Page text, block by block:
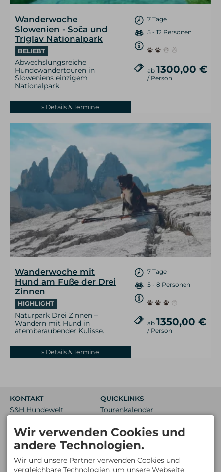
Wanderwoche
Slowenien - Soča und
Triglav Nationalpark
BELIEBT
Abwechslungsreiche
Hundewandertouren in
Sloweniens einzigem
Nationalpark.
» Details & Termine
7 Tage
5 - 12 Personen
ab 1300,00 €
/ Person
Wanderwoche mit
Hund am Fuße der Drei
Zinnen
HIGHLIGHT
Naturpark Drei Zinnen –
Wandern mit Hund in
atemberaubender Kulisse.
» Details & Termine
7 Tage
5 - 8 Personen
ab 1350,00 €
/ Person
KONTAKT
S&H Hundewelt
Wandertouren GmbH
Bödmerstraße 25a
6993 Mittelberg
ÖSTERREICH
Mobil: +43 6763 341135
info@hundewandertouren.at
QUICKLINKS
Tourenkalender
Restplätze
Newsletter
BÜROZEITEN
Wir verwenden Cookies und
andere Technologien.
Wir und unsere Partner verwenden Cookies und
vergleichbare Technologien, um unsere Webseite